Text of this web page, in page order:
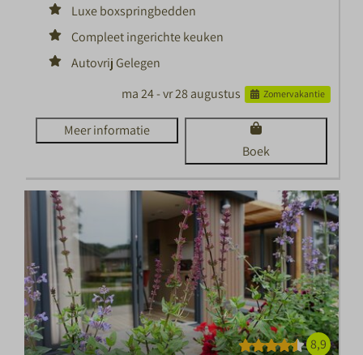
Luxe boxspringbedden
Compleet ingerichte keuken
Autovrij Gelegen
ma 24 - vr 28 augustus
Zomervakantie
Meer informatie
Boek
8,9